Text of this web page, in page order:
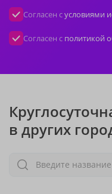
Согласен сусловиями
Согласен с политикой
в других
Введите